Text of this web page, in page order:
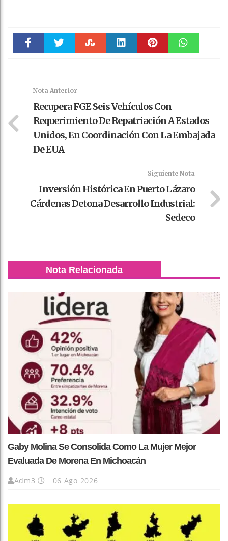
Nota Anterior
Recupera FGE Seis Vehículos Con
Requerimiento De Repatriación A Estados
Unidos, En Coordinación Con La Embajada
De EUA
Siguiente Nota
Inversión Histórica En Puerto Lázaro
Cárdenas Detona Desarrollo Industrial:
Sedeco
Nota Relacionada
Gaby Molina Se Consolida Como La Mujer Mejor
Evaluada De Morena En Michoacán
Adm3 06 Ago 2026